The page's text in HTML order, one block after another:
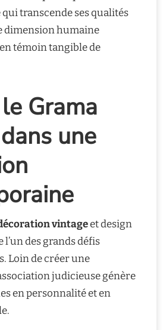
transcende ses qualités
dimension humaine
témoin tangible de
Grama
une
vintageet design
des grands défis
Loin de créer une
judicieuse génère
en personnalité et en